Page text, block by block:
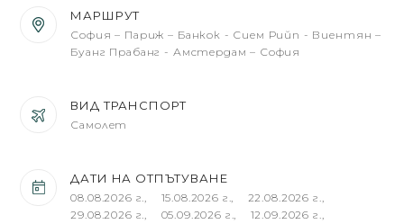
МАРШРУТ
София – Париж – Банкок - Сием Рийп - Виентян –
Буанг Прабанг - Амстердам – София
ВИД ТРАНСПОРТ
Самолет
ДАТИ НА ОТПЪТУВАНЕ
08.08.2026 г., 15.08.2026 г., 22.08.2026 г.,
29.08.2026 г., 05.09.2026 г., 12.09.2026 г.,